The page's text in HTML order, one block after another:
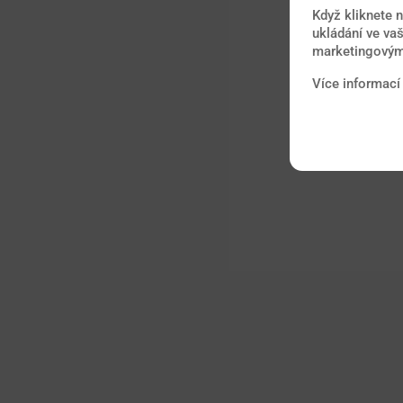
Když kliknete
ukládání ve
Více